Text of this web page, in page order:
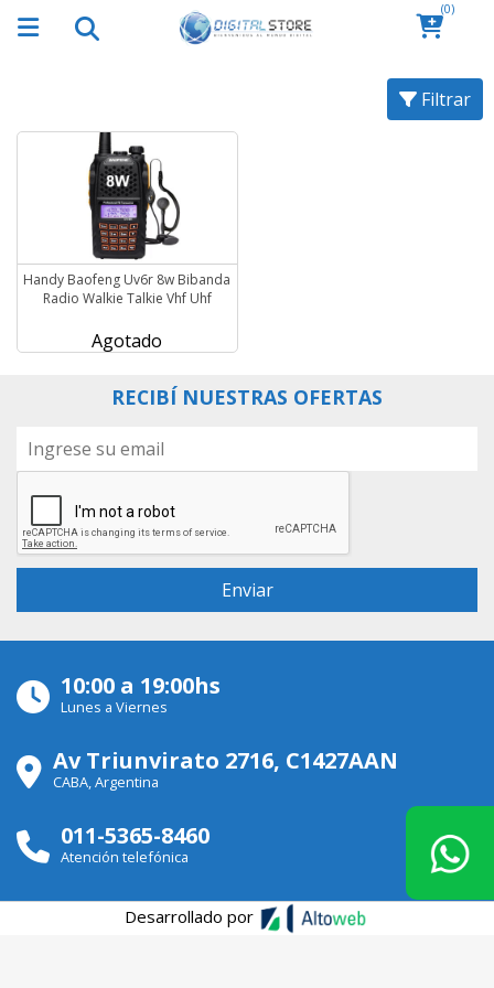
(0)
Filtrar
Handy Baofeng Uv6r 8w Bibanda
Radio Walkie Talkie Vhf Uhf
Agotado
RECIBÍ NUESTRAS OFERTAS
10:00 a 19:00hs
Lunes a Viernes
Av Triunvirato 2716, C1427AAN
CABA, Argentina
011-5365-8460
Atención telefónica
Desarrollado por